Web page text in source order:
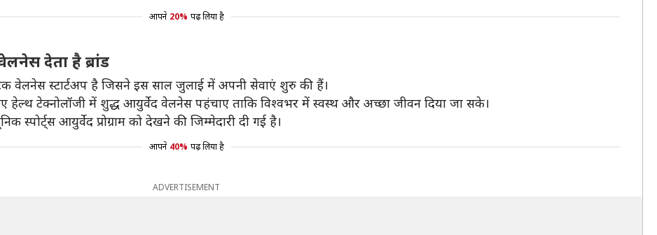
आपने 20% पढ़ लिया है
देता है ब्रांड
वेलनेस स्टार्टअप है जिसने इस साल जुलाई में अपनी सेवाएं शुरु की हैं।
हेल्थ टेक्नोलॉजी में शुद्ध आयुर्वेद वेलनेस पहंचाए ताकि विश्वभर में स्वस्थ और अच्छा जीवन दिया जा सके।
स्पोर्ट्स आयुर्वेद प्रोग्राम को देखने की जिम्मेदारी दी गई है।
आपने 40% पढ़ लिया है
ADVERTISEMENT